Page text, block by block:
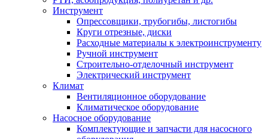
Инструмент
Опрессовщики, трубогибы, листогибы
Круги отрезные, диски
Расходные материалы к электроинструменту
Ручной инструмент
Строительно-отделочный инструмент
Электрический инструмент
Климат
Вентиляционное оборудование
Климатическое оборудование
Насосное оборудование
Комплектующие и запчасти для насосного